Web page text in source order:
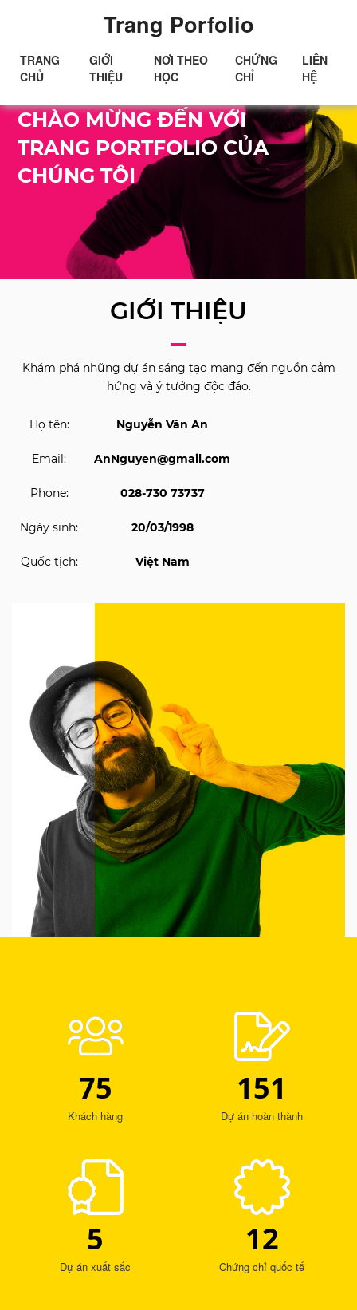
Trang Porfolio
TRANG
CHỦ
GIỚI
THIỆU
NƠI THEO
HỌC
CHỨNG
CHỈ
LIÊN
HỆ
Xin chào!
CHÀO MỪNG ĐẾN VỚI
TRANG PORTFOLIO CỦA
CHÚNG TÔI
GIỚI THIỆU
Khám phá những dự án sáng tạo mang đến nguồn cảm
hứng và ý tưởng độc đáo.
Họ tên: Nguyễn Văn An
Email: AnNguyen@gmail.com
Phone: 028-730 73737
Ngày sinh: 20/03/1998
Quốc tịch: Việt Nam
75
Khách hàng
151
Dự án hoàn thành
5
Dự án xuất sắc
12
Chứng chỉ quốc tế